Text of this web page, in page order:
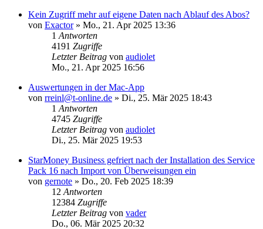
Kein Zugriff mehr auf eigene Daten nach Ablauf des Abos?
von Exactor» Mo., 21. Apr 2025 13:36
1 Antworten
4191 Zugriffe
Letzter Beitrag von audiolet
Mo., 21. Apr 2025 16:56
Auswertungen in der Mac-App
von rreinl@t-online.de » Di., 25. Mär 2025 18:43
1 Antworten
4745 Zugriffe
Letzter Beitrag von audiolet
Di., 25. Mär 2025 19:53
StarMoney Business gefriert nach der Installation des Service
Pack 16 nach Import von Überweisungen ein
von gernote » Do., 20. Feb 2025 18:39
12 Antworten
12384 Zugriffe
Letzter Beitrag von vader
Do., 06. Mär 2025 20:32